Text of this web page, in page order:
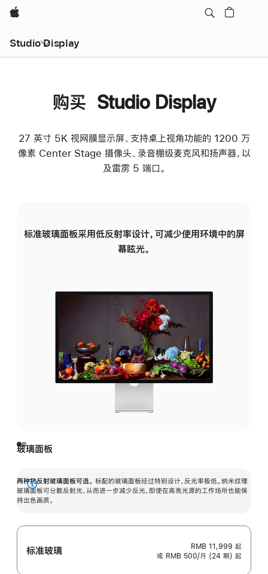
Apple
Studio Display
购买 Studio Display
27 英寸 5K 视网膜显示屏、支持桌上视角功能的 1200 万
像素 Center Stage 摄像头、录音棚级麦克风和扬声器，以
及雷雳 5 端口。
标准玻璃面板采用低反射率设计，可减少使用环境中的屏
幕眩光。
玻璃面板
两种抗反射玻璃面板可选。 标配的玻璃面板经过特别设计，反光率极低。纳米纹理
玻璃面板可分散反射光，从而进一步减少反光，即使在高亮光源的工作场所也能保
持出色画质。
展
开
标准玻璃 RMB 11,999 起
或 RMB 500/月 (24 期) 起